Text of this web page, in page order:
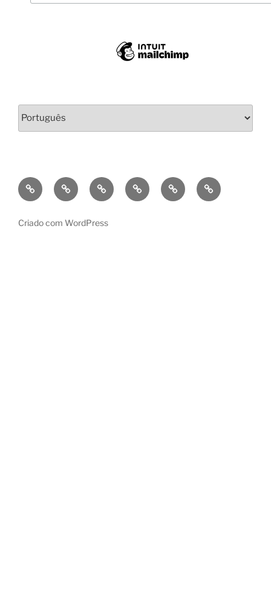
Escolha
um
Bio Criações/Works
Projetos
Pedagógicos/teaching
Contactos/Contacts
PortuguêsEnglish
Criado com WordPress